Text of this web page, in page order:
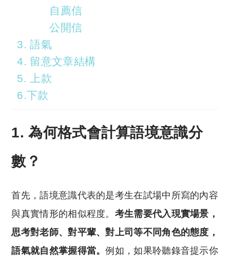
自薦信
公開信
3. 語氣
4. 留意文章結構
5. 上款
6.下款
1. 為何格式會計算語境意識分
數？
首先，語境意識代表的是考生在試場中所寫的內容
與真實情形的相似程度。 考生需要代入現實場景，
思考對老師、對平輩、對上司等不同角色的態度，
語氣就自然掌握得當。例如，如果聆聽錄音提示你